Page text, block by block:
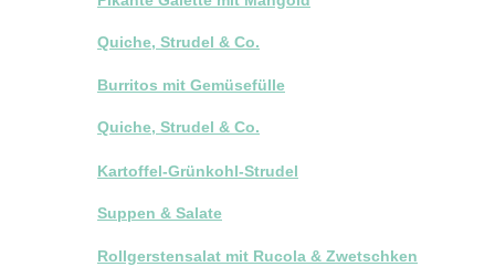
Quiche, Strudel & Co.
Burritos mit Gemüsefülle
Quiche, Strudel & Co.
Kartoffel-Grünkohl-Strudel
Suppen & Salate
Rollgerstensalat mit Rucola & Zwetschken